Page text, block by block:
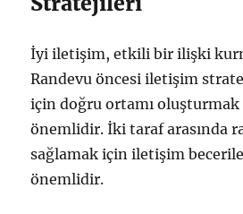
İyi iletişim, etkili bir ilişki
Randevu öncesi iletişim
için doğru ortamı oluşturmak
önemlidir. İki taraf arasında
sağlamak için iletişim
önemlidir.